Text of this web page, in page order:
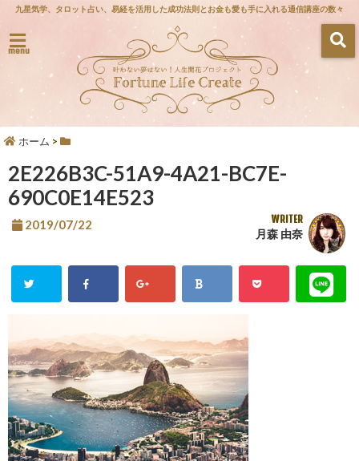
九星気学、タロット占い、易経を活用した成功法則とお金も愛も手に入れる通信講座の数々
menu
ホーム >
2E226B3C-51A9-4A21-BC7E-
690C0E14E523
2019/07/22 WRITER
月森 由奈